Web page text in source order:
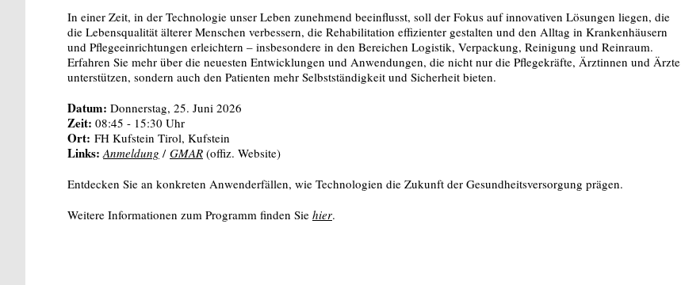
In einer Zeit, in der Technologie unser Leben zunehmend beeinflusst, soll der Fokus auf innovativen Lösungen liegen, die
die Lebensqualität älterer Menschen verbessern, die Rehabilitation effizienter gestalten und den Alltag in Krankenhäusern
und Pflegeeinrichtungen erleichtern – insbesondere in den Bereichen Logistik, Verpackung, Reinigung und Reinraum.
Erfahren Sie mehr über die neuesten Entwicklungen und Anwendungen, die nicht nur die Pflegekräfte, Ärztinnen und Ärzte
unterstützen, sondern auch den Patienten mehr Selbstständigkeit und Sicherheit bieten.
Datum: Donnerstag, 25. Juni 2026
Zeit: 08:45 - 15:30 Uhr
Ort: FH Kufstein Tirol, Kufstein
Links:Anmeldung / GMAR(offiz. Website)
Entdecken Sie an konkreten Anwenderfällen, wie Technologien die Zukunft der Gesundheitsversorgung prägen.
Weitere Informationen zum Programm finden Sie hier.